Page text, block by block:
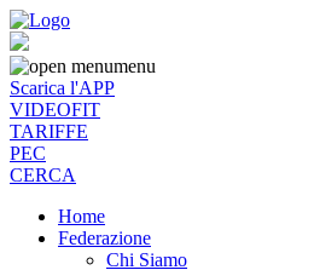
menu
Scarica l'APP
VIDEOFIT
TARIFFE
PEC
CERCA
Home
Federazione
Chi Siamo